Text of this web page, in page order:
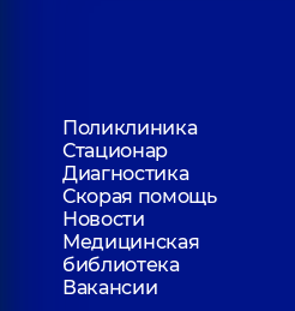
Поликлиника
Стационар
Диагностика
Скорая помощь
Новости
Медицинская
библиотека
Вакансии